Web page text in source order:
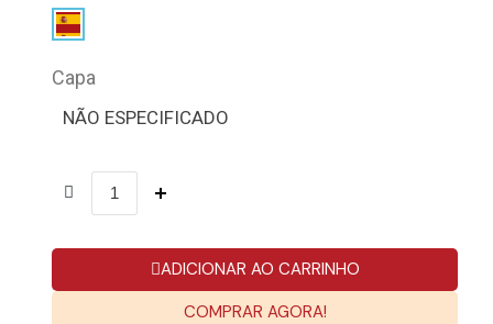
Capa
NÃO ESPECIFICADO
ADICIONAR AO CARRINHO
COMPRAR AGORA!